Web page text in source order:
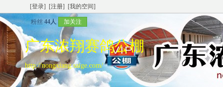
[登录] [注册] [我的空间]
粉丝 44人 加关注
广东浓翔赛鸽公棚
http://nongxiang.saige.com/